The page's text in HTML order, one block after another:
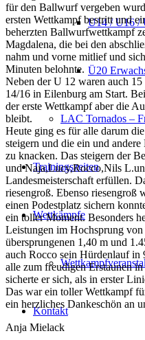
U14 / U16 /
Ü20
LAC Tornados –
Trainingszeiten
Wettkämpfe
Kontakt
für den Ballwurf vergeben
ersten Wettkampf bestritt und
beherzten Ballwurfwettkampf
Magdalena, die bei den
nahm und vorne mitlief und
Minuten belohnte.
Neben der U 12 waren auch
14/16 in Eilenburg am Start.
der erste Wettkampf aber die
bleibt.
Heute ging es für alle darum
steigern und die ein und
zu knacken. Das steigern der
und Naja,Lucy,Rocco,Nils
Landesmeisterschaft erfüllen.
riesengroß. Ebenso riesengroß
einen Podestplatz sichern
ein toller Moment. Besonders
Leistungen im Hochsprung
übersprungenen 1,40 m und
auch Rocco sein Hürdenlauf in
alle zum freudigen Erstaunen
sicherte er sich, als in erster
Das war ein toller Wettkampf
ein herzliches Dankeschön an
Anja Mielack